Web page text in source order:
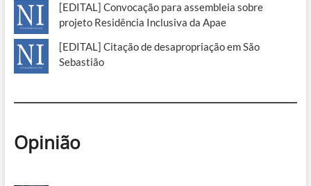
[EDITAL] Convocação para assembleia sobre
projeto Residência Inclusiva da Apae
[EDITAL] Citação de desapropriação em São
Sebastião
Opinião